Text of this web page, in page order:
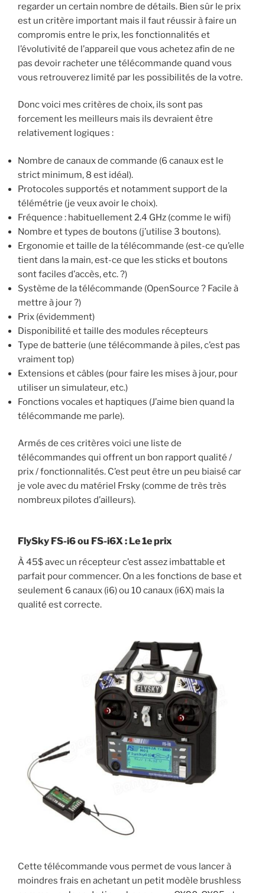
regarder un certain nombre de détails. Bien sûr le prix
est un critère important mais il faut réussir à faire un
compromis entre le prix, les fonctionnalités et
l’évolutivité de l’appareil que vous achetez afin de ne
pas devoir racheter une télécommande quand vous
vous retrouverez limité par les possibilités de la votre.
Donc voici mes critères de choix, ils sont pas
forcement les meilleurs mais ils devraient être
relativement logiques :
Nombre de canaux de commande (6 canaux est le
strict minimum, 8 est idéal).
Protocoles supportés et notamment support de la
télémétrie (je veux avoir le choix).
Fréquence : habituellement 2.4 GHz (comme le wifi)
Nombre et types de boutons (j’utilise 3 boutons).
Ergonomie et taille de la télécommande (est-ce qu’elle
tient dans la main, est-ce que les sticks et boutons
sont faciles d’accès, etc. ?)
Système de la télécommande (OpenSource ? Facile à
mettre à jour ?)
Prix (évidemment)
Disponibilité et taille des modules récepteurs
Type de batterie (une télécommande à piles, c’est pas
vraiment top)
Extensions et câbles (pour faire les mises à jour, pour
utiliser un simulateur, etc.)
Fonctions vocales et haptiques (J’aime bien quand la
télécommande me parle).
Armés de ces critères voici une liste de
télécommandes qui offrent un bon rapport qualité /
prix / fonctionnalités. C’est peut être un peu biaisé car
je vole avec du matériel Frsky (comme de très très
nombreux pilotes d’ailleurs).
FlySky FS-i6 ou FS-i6X : Le 1e prix
À 45$ avec un récepteur c’est assez imbattable et
parfait pour commencer. On a les fonctions de base et
seulement 6 canaux (i6) ou 10 canaux (i6X) mais la
qualité est correcte.
Cette télécommande vous permet de vous lancer à
moindres frais en achetant un petit modèle brushless